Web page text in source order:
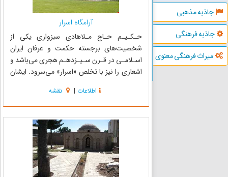
جاذبه مذهبی
جاذبه فرهنگی
میراث فرهنگی معنوی
آرامگاه اسرار
حـکـیـم حـاج مـلا‌هادی سبزواری یکی از
شخصیت‌های برجسته حکمت و عرفان ایران
اسـلامـی در قـرن سـیـزدهـم هجری می‌باشد و
اشعاری را نیز با تخلص «اسرار» می‌سرود. ایشان
سبزوار متولد شدند، این در حالی است که نوزده سال
از حکومت «"قاجار" در ایران می‌گذ...
اطلاعات | نقشه